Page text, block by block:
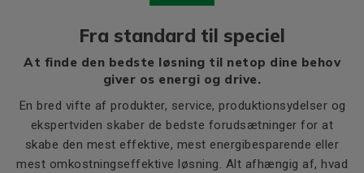
Fra standard til speciel
At finde den bedste løsning til netop dine behov
giver os energi og drive.
En bred vifte af produkter, service, produktionsydelser og
ekspertviden skaber de bedste forudsætninger for at
skabe den mest effektive, mest energibesparende eller
mest omkostningseffektive løsning. Alt afhængig af, hvad